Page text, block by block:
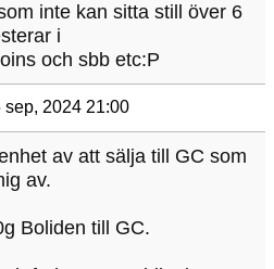
inte kan sitta still över 6
i
och sbb etc:P
sep, 2024 21:00
av att sälja till GC som
av.
Boliden till GC.